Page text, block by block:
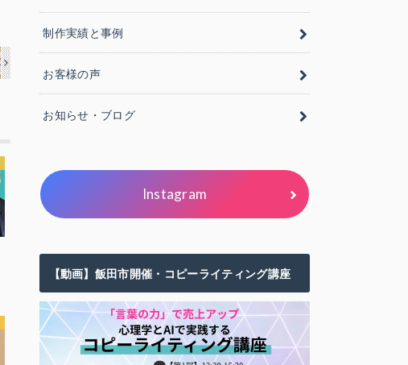
制作実績と事例
お客様の声
お知らせ・ブログ
Instagram
【動画】飯田市開催・コピーライティング講座